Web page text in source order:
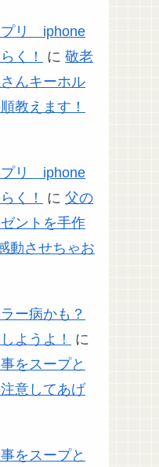
プリ iphone
く！
に 敬老
んキーホル
教えます！
プリ iphone
く！
に 父の
ントを手作
動させちゃお
ー病かも？
ようよ！
に
をスープと
意してあげ
をスープと